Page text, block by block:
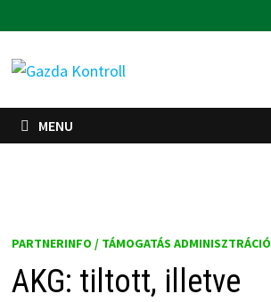
to
content
MENU
PARTNERINFO / TÁMOGATÁS ADMINISZTRÁCIÓ
AKG: tiltott, illetve